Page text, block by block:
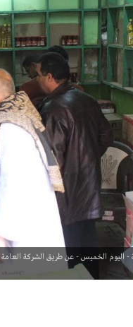
- اليوم الخميس - عن طريق الشركة